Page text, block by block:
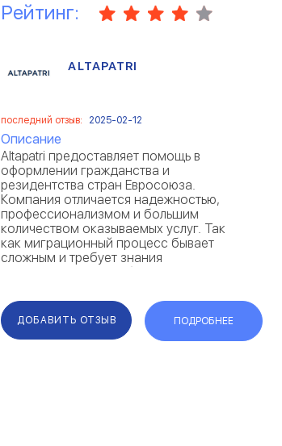
Рейтинг:
ALTAPATRI
последний отзыв: 2025-02-12
Описание
Altapatri предоставляет помощь в
оформлении гражданства и
резидентства стран Евросоюза.
Компания отличается надежностью,
профессионализмом и большим
количеством оказываемых услуг. Так
как миграционный процесс бывает
сложным и требует знания
законодательства, сбор досье
отзывы свидетельствуют о
комплексном решении вопросов и
предостав...
ДОБАВИТЬ ОТЗЫВ ПОДРОБНЕЕ